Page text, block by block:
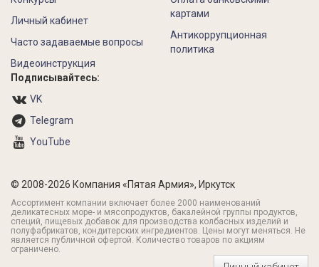
Личный кабинет
Часто задаваемые вопросы
Видеоинструкция
картами
Антикоррупционная
политика
Подписывайтесь:
VK
Telegram
YouTube
© 2008-2026 Компания «Пятая Армия», Иркутск
Ассортимент компании включает более 2000 наименований
деликатесных море- и мясопродуктов, бакалейной группы продуктов,
специй, пищевых добавок для производства колбасных изделий и
полуфабрикатов, кондитерских ингредиентов. Цены могут меняться. Не
является публичной офертой. Количество товаров по акциям
ограничено.